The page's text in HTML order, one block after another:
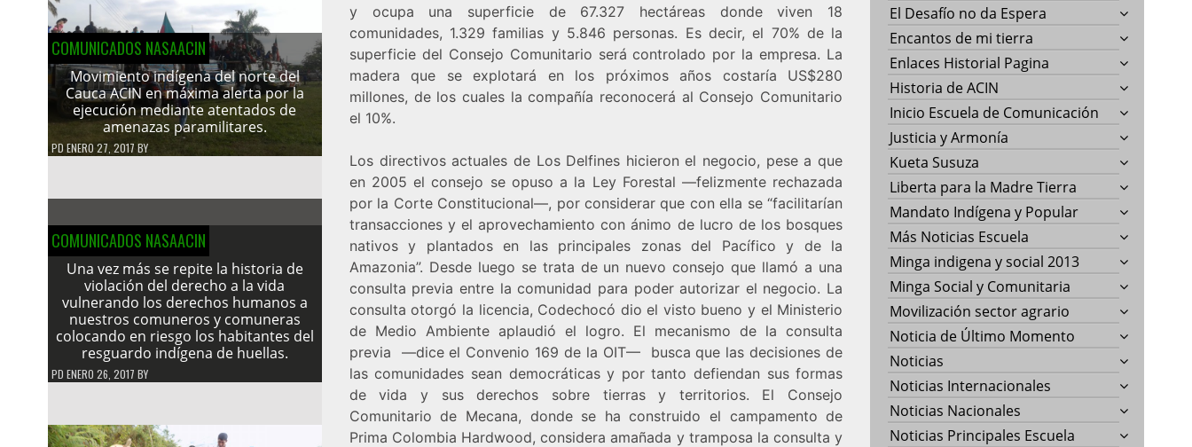
COMUNICADOS NASAACIN
Movimiento indígena del norte del
Cauca ACIN en máxima alerta por la
ejecución mediante atentados de
amenazas paramilitares.
PD ENERO 27, 2017 BY
COMUNICADOS NASAACIN
Una vez más se repite la historia de
violación del derecho a la vida
vulnerando los derechos humanos a
nuestros comuneros y comuneras
colocando en riesgo los habitantes del
resguardo indígena de huellas.
PD ENERO 26, 2017 BY
y ocupa una superficie de 67.327 hectáreas donde viven 18
comunidades, 1.329 familias y 5.846 personas. Es decir, el 70% de la
superficie del Consejo Comunitario será controlado por la empresa. La
madera que se explotará en los próximos años costaría US$280
millones, de los cuales la compañía reconocerá al Consejo Comunitario
el 10%.
Los directivos actuales de Los Delfines hicieron el negocio, pese a que
en 2005 el consejo se opuso a la Ley Forestal —felizmente rechazada
por la Corte Constitucional—, por considerar que con ella se “facilitarían
transacciones y el aprovechamiento con ánimo de lucro de los bosques
nativos y plantados en las principales zonas del Pacífico y de la
Amazonia”. Desde luego se trata de un nuevo consejo que llamó a una
consulta previa entre la comunidad para poder autorizar el negocio. La
consulta otorgó la licencia, Codechocó dio el visto bueno y el Ministerio
de Medio Ambiente aplaudió el logro. El mecanismo de la consulta
previa —dice el Convenio 169 de la OIT— busca que las decisiones de
las comunidades sean democráticas y por tanto defiendan sus formas
de vida y sus derechos sobre tierras y territorios. El Consejo
Comunitario de Mecana, donde se ha construido el campamento de
Prima Colombia Hardwood, considera amañada y tramposa la consulta y
El Desafío no da Espera
Encantos de mi tierra
Enlaces Historial Pagina
Historia de ACIN
Inicio Escuela de Comunicación
Justicia y Armonía
Kueta Susuza
Liberta para la Madre Tierra
Mandato Indígena y Popular
Más Noticias Escuela
Minga indigena y social 2013
Minga Social y Comunitaria
Movilización sector agrario
Noticia de Último Momento
Noticias
Noticias Internacionales
Noticias Nacionales
Noticias Principales Escuela